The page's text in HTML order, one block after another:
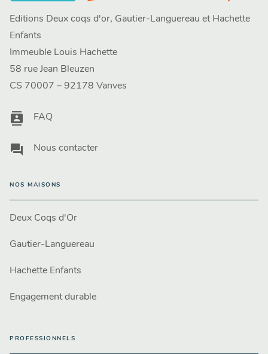
Editions Deux coqs d'or, Gautier-Languereau et Hachette
Enfants
Immeuble Louis Hachette
58 rue Jean Bleuzen
CS 70007 – 92178 Vanves
contacts FAQ
question_answer Nous contacter
NOS MAISONS
Deux Coqs d'Or
Gautier-Languereau
Hachette Enfants
Engagement durable
PROFESSIONNELS